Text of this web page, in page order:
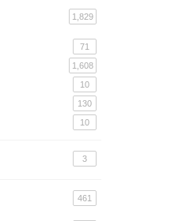
1,829
71
1,608
10
130
10
3
461